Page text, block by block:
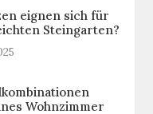
eignen sich für
Steingarten?
Wohnzimmer